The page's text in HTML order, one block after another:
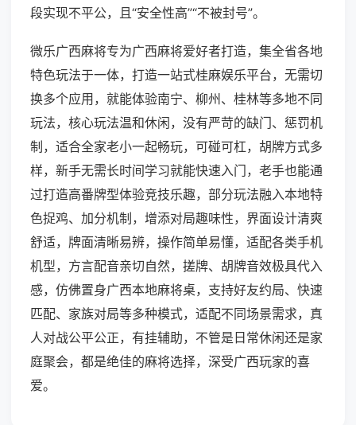
段实现不平公，且“安全性高”“不被封号”。
微乐广西麻将专为广西麻将爱好者打造，集全省各地
特色玩法于一体，打造一站式桂麻娱乐平台，无需切
换多个应用，就能体验南宁、柳州、桂林等多地不同
玩法，核心玩法温和休闲，没有严苛的缺门、惩罚机
制，适合全家老小一起畅玩，可碰可杠，胡牌方式多
样，新手无需长时间学习就能快速入门，老手也能通
过打造高番牌型体验竞技乐趣，部分玩法融入本地特
色捉鸡、加分机制，增添对局趣味性，界面设计清爽
舒适，牌面清晰易辨，操作简单易懂，适配各类手机
机型，方言配音亲切自然，搓牌、胡牌音效极具代入
感，仿佛置身广西本地麻将桌，支持好友约局、快速
匹配、家族对局等多种模式，适配不同场景需求，真
人对战公平公正，有挂辅助，不管是日常休闲还是家
庭聚会，都是绝佳的麻将选择，深受广西玩家的喜
爱。